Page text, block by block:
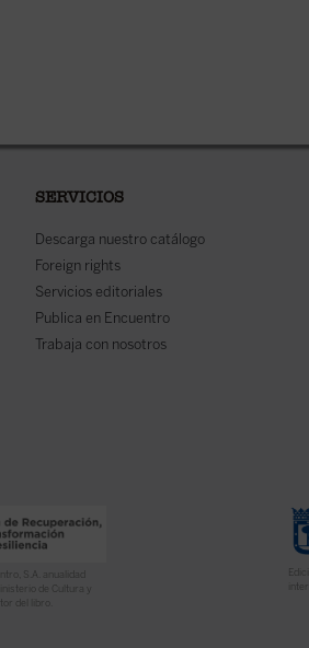
SERVICIOS
Descarga nuestro catálogo
Foreign rights
Servicios editoriales
Publica en Encuentro
Trabaja con nosotros
S.A. anualidad
de Cultura y
del libro.